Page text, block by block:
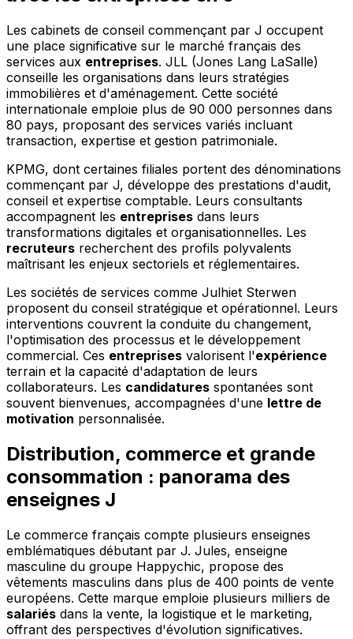
Les cabinets de conseil commençant par J occupent
une place significative sur le marché français des
services aux entreprises. JLL (Jones Lang LaSalle)
conseille les organisations dans leurs stratégies
immobilières et d'aménagement. Cette société
internationale emploie plus de 90 000 personnes dans
80 pays, proposant des services variés incluant
transaction, expertise et gestion patrimoniale.
KPMG, dont certaines filiales portent des dénominations
commençant par J, développe des prestations d'audit,
conseil et expertise comptable. Leurs consultants
accompagnent les entreprises dans leurs
transformations digitales et organisationnelles. Les
recruteurs recherchent des profils polyvalents
maîtrisant les enjeux sectoriels et réglementaires.
Les sociétés de services comme Julhiet Sterwen
proposent du conseil stratégique et opérationnel. Leurs
interventions couvrent la conduite du changement,
l'optimisation des processus et le développement
commercial. Ces entreprises valorisent l'expérience
terrain et la capacité d'adaptation de leurs
collaborateurs. Les candidatures spontanées sont
souvent bienvenues, accompagnées d'une lettre de
motivation personnalisée.
Distribution, commerce et grande
consommation : panorama des
enseignes J
Le commerce français compte plusieurs enseignes
emblématiques débutant par J. Jules, enseigne
masculine du groupe Happychic, propose des
vêtements masculins dans plus de 400 points de vente
européens. Cette marque emploie plusieurs milliers de
salariés dans la vente, la logistique et le marketing,
offrant des perspectives d'évolution significatives.